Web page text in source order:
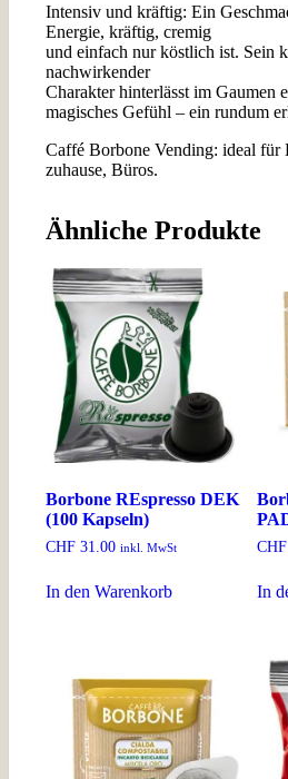
Intensiv und kräftig: Ein
Energie, kräftig, cremig
und einfach nur köstlich ist. Sein
nachwirkender
Charakter hinterlässt im Gaumen
magisches Gefühl – ein rundum
Caffé Borbone Vending: ideal für
zuhause, Büros.
Ähnliche Produkte
Borbone REspresso DEK
(100 Kapseln)
CHF 31.00 inkl. MwSt
In den Warenkorb
CHF
In